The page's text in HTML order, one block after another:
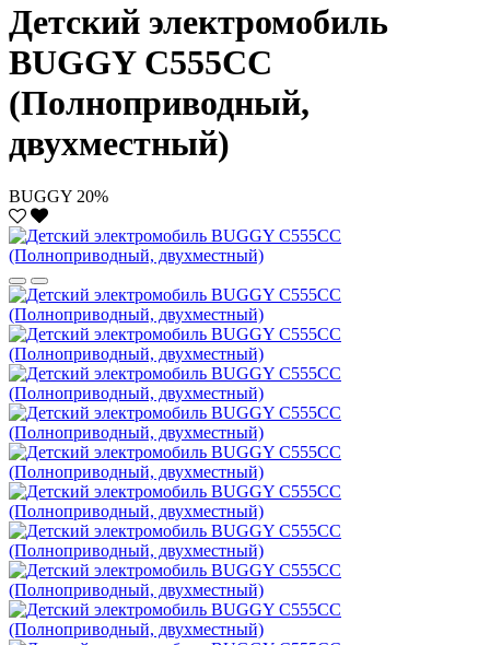
Детский электромобиль
BUGGY C555CC
(Полноприводный,
двухместный)
BUGGY 20%